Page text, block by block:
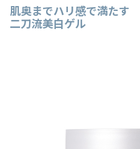
肌奥までハリ感で満たす
二刀流美白ゲル